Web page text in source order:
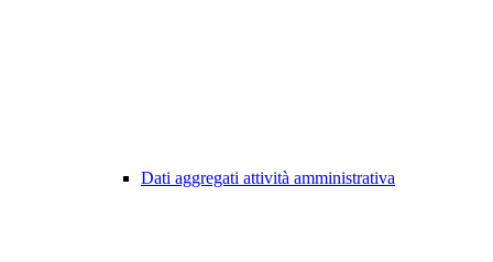
Dati aggregati attività amministrativa